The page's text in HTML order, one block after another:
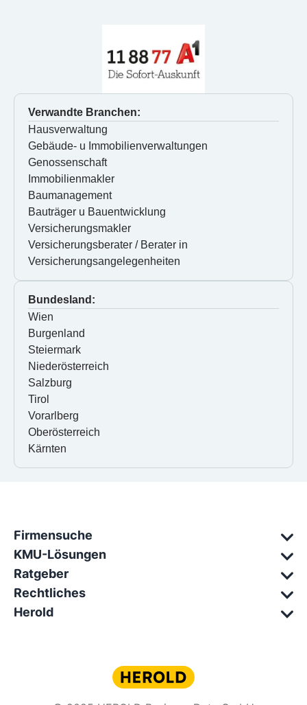
Verwandte Branchen:
Hausverwaltung
Gebäude- u Immobilienverwaltungen
Genossenschaft
Immobilienmakler
Baumanagement
Bauträger u Bauentwicklung
Versicherungsmakler
Versicherungsberater / Berater in
Versicherungsangelegenheiten
Bundesland:
Wien
Burgenland
Steiermark
Niederösterreich
Salzburg
Tirol
Vorarlberg
Oberösterreich
Kärnten
Firmensuche
KMU-Lösungen
Ratgeber
Rechtliches
Herold